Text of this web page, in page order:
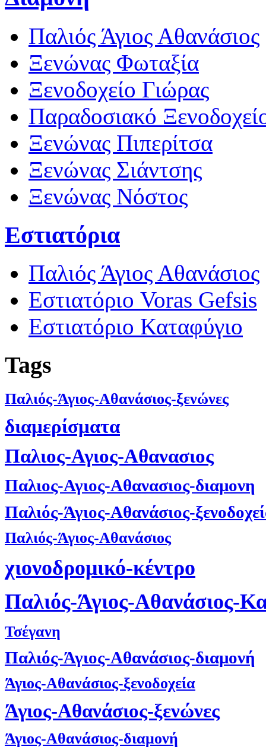
Παλιός Άγιος Αθανάσιος
Ξενώνας Φωταξία
Ξενοδοχείο Γιώρας
Παραδοσιακό
Ξενώνας Πιπερίτσα
Ξενώνας Σιάντσης
Ξενώνας Νόστος
Εστιατόρια
Παλιός Άγιος Αθανάσιος
Εστιατόριο Voras Gefsis
Εστιατόριο Καταφύγιο
Tags
Παλιός-Άγιος-Αθανάσιος-ξενώνες
διαμερίσματα
Παλιος-Αγιος-Αθανασιος
Παλιος-Αγιος-Αθανασιος-διαμονη
Παλιός-Άγιος-Αθανάσιος-
Παλιός-Άγιος-Αθανάσιος
χιονοδρομικό-κέντρο
Παλιός-Άγιος-Αθανάσιος-
Τσέγανη
Παλιός-Άγιος-Αθανάσιος-διαμονή
Άγιος-Αθανάσιος-ξενοδοχεία
Άγιος-Αθανάσιος-ξενώνες
Άγιος-Αθανάσιος-διαμονή